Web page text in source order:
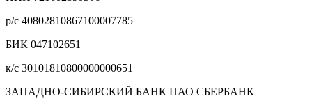
р/с 40802810867100007785
БИК 047102651
к/с 30101810800000000651
ЗАПАДНО-СИБИРСКИЙ БАНК ПАО СБЕРБАНК